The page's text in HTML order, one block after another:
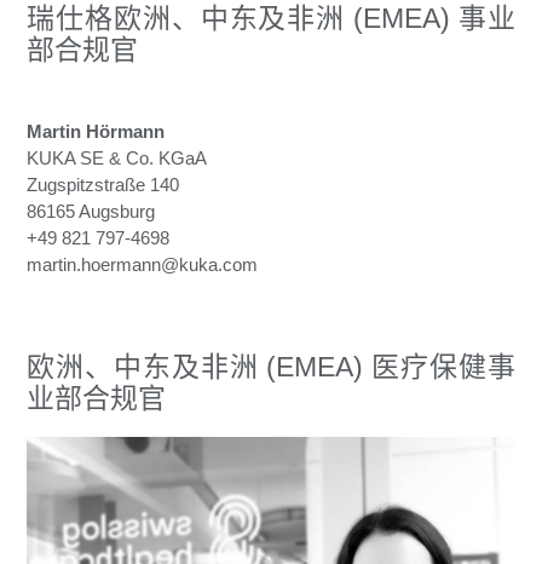
瑞仕格欧洲、中东及非洲 (EMEA) 事业
部合规官
Martin Hörmann
KUKA SE & Co. KGaA
Zugspitzstraße 140
86165 Augsburg
+49 821 797-4698
martin.hoermann@kuka.com
欧洲、中东及非洲 (EMEA) 医疗保健事
业部合规官